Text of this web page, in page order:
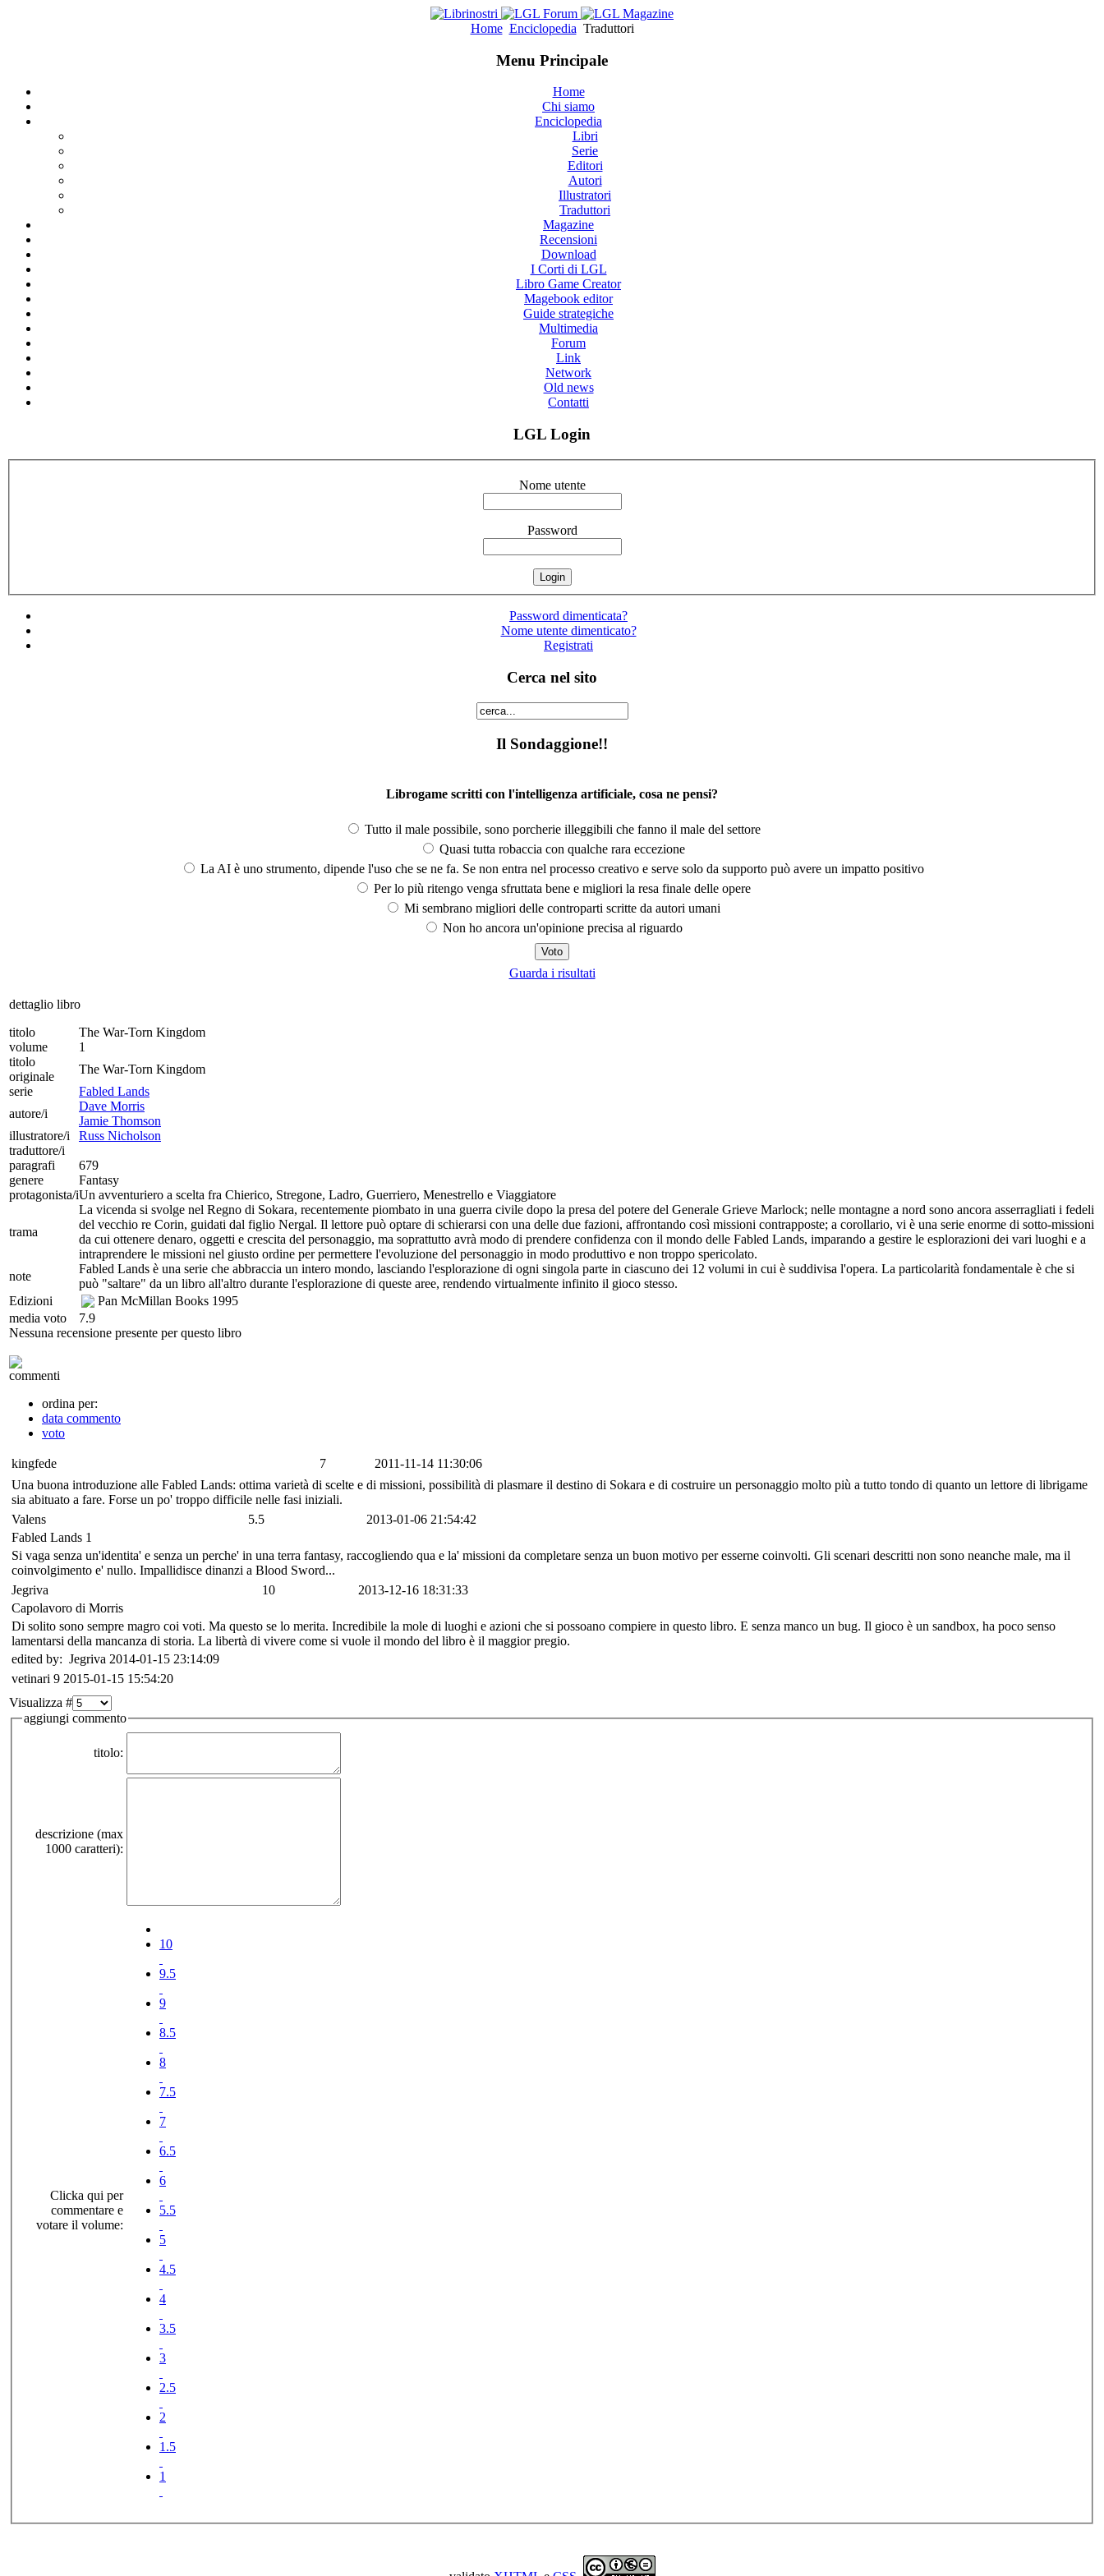
Home Enciclopedia Traduttori
Menu Principale
Home
Chi siamo
Enciclopedia
Libri
Serie
Editori
Autori
Illustratori
Traduttori
Magazine
Recensioni
Download
I Corti di LGL
Libro Game Creator
Magebook editor
Guide strategiche
Multimedia
Forum
Link
Network
Old news
Contatti
LGL Login
Nome utente
Password
Password dimenticata?
Nome utente dimenticato?
Registrati
Cerca nel sito
Il Sondaggione!!
Librogame scritti con l'intelligenza artificiale, cosa ne pensi?
Tutto il male possibile, sono porcherie illeggibili che fanno il male del settore
Quasi tutta robaccia con qualche rara eccezione
La AI è uno strumento, dipende l'uso che se ne fa. Se non entra nel processo creativo e serve solo da supporto può avere un impatto positivo
Per lo più ritengo venga sfruttata bene e migliori la resa finale delle opere
Mi sembrano migliori delle controparti scritte da autori umani
Non ho ancora un'opinione precisa al riguardo
Guarda i risultati
dettaglio libro
titolo
The War-Torn Kingdom
volume
1
titolo
originale
The War-Torn Kingdom
serie
Fabled Lands
autore/i
Dave Morris
Jamie Thomson
illustratore/i
Russ Nicholson
traduttore/i
paragrafi
679
genere
Fantasy
protagonista/iUn avventuriero a scelta fra Chierico, Stregone, Ladro, Guerriero, Menestrello e Viaggiatore
trama
La vicenda si svolge nel Regno di Sokara, recentemente piombato in una guerra civile dopo la presa del potere del Generale Grieve Marlock; nelle montagne a nord sono ancora asserragliati i fedeli
del vecchio re Corin, guidati dal figlio Nergal. Il lettore può optare di schierarsi con una delle due fazioni, affrontando così missioni contrapposte; a corollario, vi è una serie enorme di sotto-missioni
da cui ottenere denaro, oggetti e crescita del personaggio, ma soprattutto avrà modo di prendere confidenza con il mondo delle Fabled Lands, imparando a gestire le esplorazioni dei vari luoghi e a
intraprendere le missioni nel giusto ordine per permettere l'evoluzione del personaggio in modo produttivo e non troppo spericolato.
note
Fabled Lands è una serie che abbraccia un intero mondo, lasciando l'esplorazione di ogni singola parte in ciascuno dei 12 volumi in cui è suddivisa l'opera. La particolarità fondamentale è che si
può "saltare" da un libro all'altro durante l'esplorazione di queste aree, rendendo virtualmente infinito il gioco stesso.
Edizioni
Pan McMillan Books 1995
media voto
7.9
Nessuna recensione presente per questo libro
commenti
ordina per:
data commento
voto
kingfede 7
2011-11-14 11:30:06
Una buona introduzione alle Fabled Lands: ottima varietà di scelte e di missioni, possibilità di plasmare il destino di Sokara e di costruire un personaggio molto più a tutto tondo di quanto un lettore di librigame
sia abituato a fare. Forse un po' troppo difficile nelle fasi iniziali.
Valens
5.5
2013-01-06 21:54:42
Fabled Lands 1
Si vaga senza un'identita' e senza un perche' in una terra fantasy, raccogliendo qua e la' missioni da completare senza un buon motivo per esserne coinvolti. Gli scenari descritti non sono neanche male, ma il
coinvolgimento e' nullo. Impallidisce dinanzi a Blood Sword...
Jegriva
10
2013-12-16 18:31:33
Capolavoro di Morris
Di solito sono sempre magro coi voti. Ma questo se lo merita. Incredibile la mole di luoghi e azioni che si possoano compiere in questo libro. E senza manco un bug. Il gioco è un sandbox, ha poco senso
lamentarsi della mancanza di storia. La libertà di vivere come si vuole il mondo del libro è il maggior pregio.
edited by: Jegriva 2014-01-15 23:14:09
vetinari 9 2015-01-15 15:54:20
Visualizza #
aggiungi commento
titolo:
descrizione (max
1000 caratteri):
Clicka qui per
commentare e
votare il volume:
10
9.5
9
8.5
8
7.5
7
6.5
6
5.5
5
4.5
4
3.5
3
2.5
2
1.5
1